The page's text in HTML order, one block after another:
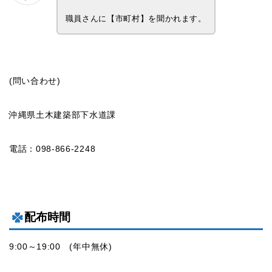
職員さんに【市町村】を聞かれます。
(問い合わせ)
沖縄県土木建築部下水道課
電話：098-866-2248
配布時間
9:00～19:00 (年中無休)